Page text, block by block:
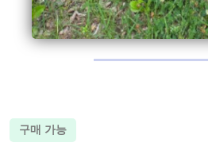
구매 가능